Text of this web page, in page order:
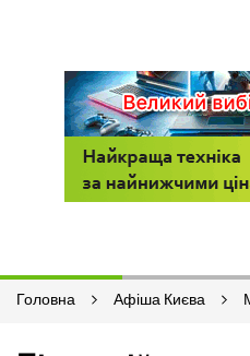
Головна Афіша Києва